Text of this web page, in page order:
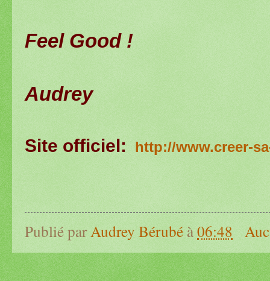
Feel Good !
Audrey
Site officiel: http://www.creer-
Publié par Audrey Bérubé à06:48